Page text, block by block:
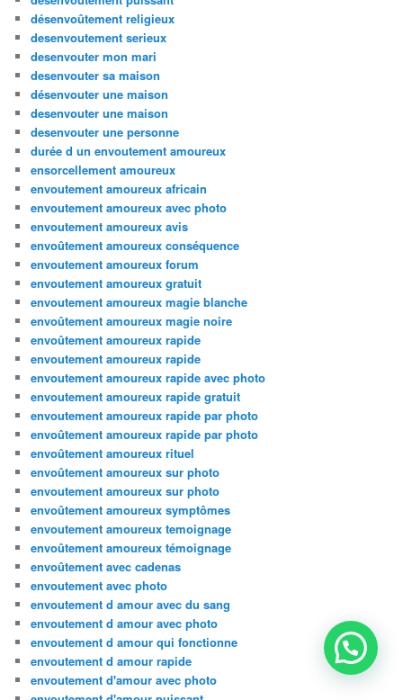
désenvoûtement religieux
desenvoutement serieux
desenvouter mon mari
desenvouter sa maison
désenvouter une maison
desenvouter une maison
desenvouter une personne
durée d un envoutement amoureux
ensorcellement amoureux
envoutement amoureux africain
envoutement amoureux avec photo
envoutement amoureux avis
envoûtement amoureux conséquence
envoutement amoureux forum
envoutement amoureux gratuit
envoutement amoureux magie blanche
envoûtement amoureux magie noire
envoûtement amoureux rapide
envoutement amoureux rapide
envoutement amoureux rapide avec photo
envoutement amoureux rapide gratuit
envoutement amoureux rapide par photo
envoûtement amoureux rapide par photo
envoûtement amoureux rituel
envoûtement amoureux sur photo
envoutement amoureux sur photo
envoûtement amoureux symptômes
envoutement amoureux temoignage
envoûtement amoureux témoignage
envoûtement avec cadenas
envoutement avec photo
envoutement d amour avec du sang
envoutement d amour avec photo
envoutement d amour qui fonctionne
envoutement d amour rapide
envoutement d'amour avec photo